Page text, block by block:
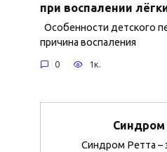
при воспалении
Особенности детского
причина воспаления
0 1к.
Синдром
Синдром Ретта –